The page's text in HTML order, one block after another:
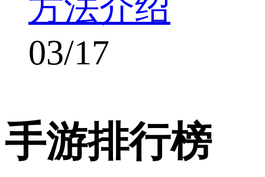
方法介绍
03/17
手游排行榜